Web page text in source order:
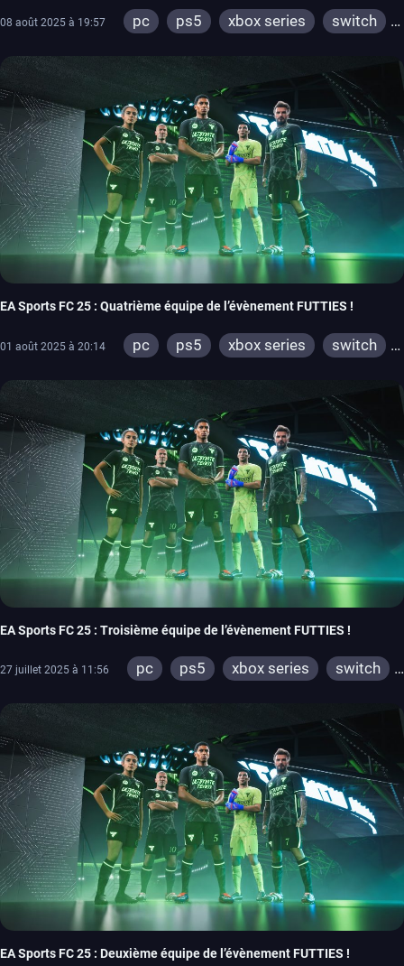
08 août 2025 à 19:57 pc ps5 xbox series
switch
EA Sports FC 25 : Quatrième équipe de l’évènement FUTTIES !
01 août 2025 à 20:14 pc ps5 xbox series
switch
EA Sports FC 25 : Troisième équipe de l’évènement FUTTIES !
27 juillet 2025 à 11:56 pc ps5 xbox series
switch
EA Sports FC 25 : Deuxième équipe de l’évènement FUTTIES !